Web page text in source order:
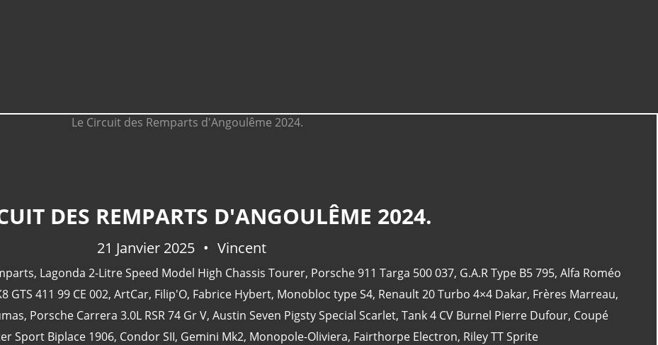
DES REMPARTS D'ANGOULÊME 2024.
21 Janvier 2025 Vincent
, Lagonda 2-Litre Speed ​​Model High Chassis Tourer, Porsche 911 Targa 500 037, G.A.R Type B5 795, Alfa Roméo
GTS 411 99 CE 002, ArtCar, Filip'O, Fabrice Hybert, Monobloc type S4, Renault 20 Turbo 4×4 Dakar, Frères Marreau,
, Porsche Carrera 3.0L RSR 74 Gr V, Austin Seven Pigsty Special Scarlet, Tank 4 CV Burnel Pierre Dufour, Coupé
Sport Biplace 1906, Condor SII, Gemini Mk2, Monopole-Oliviera, Fairthorpe Electron, Riley TT Sprite
24 Heures Du Mans 1963(5)
24 Heures Du Mans 1967(5)
Artcar(5)